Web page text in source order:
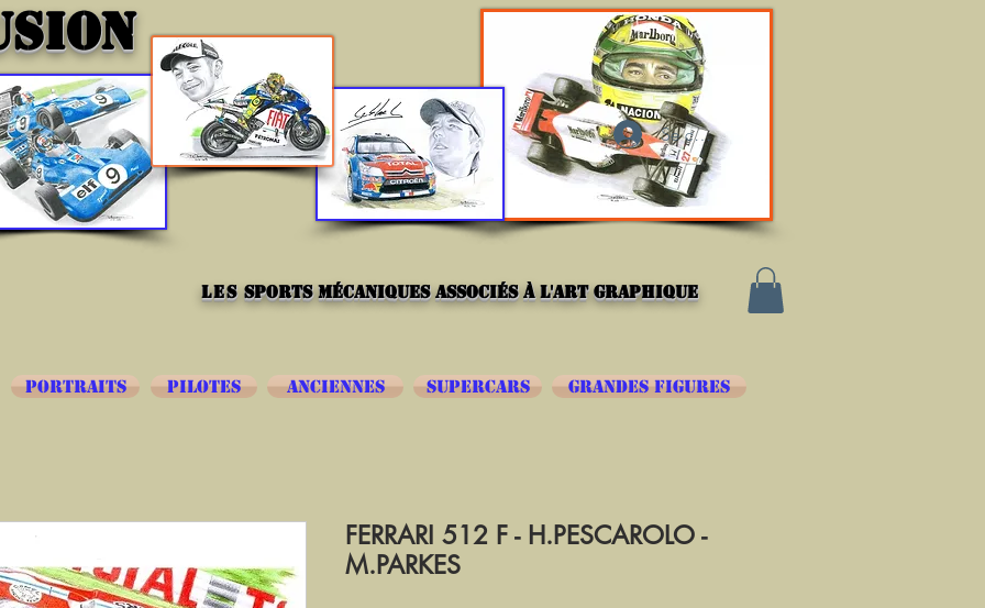
Se connecter
lessports mécaniques associés à l'art graphique
FERRARI 512 F - H.PESCAROLO -
M.PARKES
SUPERCARS
ANCIENNES
PILOTES
PORTRAITS GRANDES FIGURES